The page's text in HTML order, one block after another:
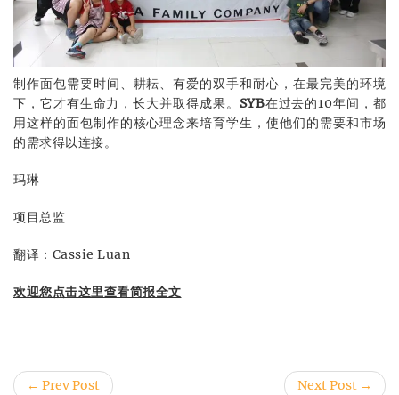
制作面包需要时间、耕耘、有爱的双手和耐心，在最完美的环境
下，它才有生命力，长大并取得成果。 SYB在过去的10年间，都
用这样的面包制作的核心理念来培育学生，使他们的需要和市场
的需求得以连接。
玛琳
项目总监
翻译：Cassie Luan
欢迎您点击这里查看简报全文
← Prev Post Next Post →